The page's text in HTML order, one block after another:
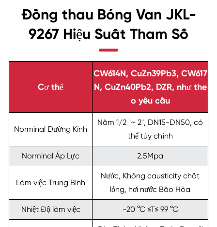
Đồng thau Bóng Van JKL-
9267 Hiệu Suất Tham Số
Cơ thể
CW614N, CuZn39Pb3, CW617
N, CuZn40Pb2, DZR, như the
o yêu cầu
Norminal Đường Kính
Năm 1/2 "~ 2", DN15-DN50, có
thể tùy chỉnh
Norminal Áp Lực 2.5Mpa
Làm việc Trung Bình
Nước, Không causticity chất
lỏng, hơi nước Bão Hòa
Nhiệt Độ làm việc -20 °C ≤T≤ 99 °C